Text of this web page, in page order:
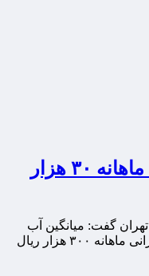
قبض آب نیمی از تهرانی‌ها ماهانه ۳۰ هزار
گفت: میانگین آب
بهای پرداختی ۵۵ درصد از خانوارهای تهرانی ماهانه ۳۰۰ هزار ریال